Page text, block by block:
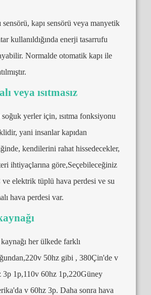
sensörü, kapı sensörü veya manyetik
kullanıldığında enerji tasarrufu
Normalde otomatik kapı ile
veya ısıtmasız
soğuk yerler için, ısıtma fonksiyonu
yani insanlar kapıdan
kendilerini rahat hissedecekler,
ihtiyaçlarına göre,Seçebileceğiniz
ve elektrik tüplü hava perdesi ve su
hava perdesi var.
her ülkede farklı
50hz gibi , 380Çin'de v
3p 1p,110v 60hz 1p,220Güney
v 60hz 3p. Daha sonra hava